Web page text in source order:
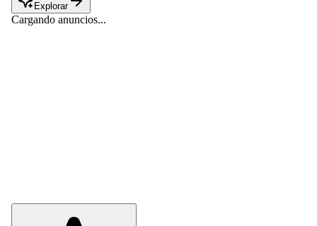
Explorar
Cargando anuncios...